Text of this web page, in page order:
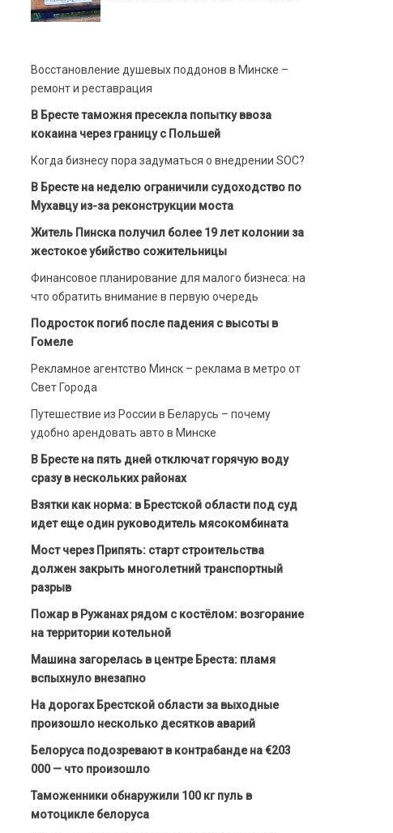
Восстановление душевых поддонов в Минске –
ремонт и реставрация
В Бресте таможня пресекла попытку ввоза
кокаина через границу с Польшей
Когда бизнесу пора задуматься о внедрении SOC?
В Бресте на неделю ограничили судоходство по
Мухавцу из-за реконструкции моста
Житель Пинска получил более 19 лет колонии за
жестокое убийство сожительницы
Финансовое планирование для малого бизнеса: на
что обратить внимание в первую очередь
Подросток погиб после падения с высоты в
Гомеле
Рекламное агентство Минск – реклама в метро от
Свет Города
Путешествие из России в Беларусь – почему
удобно арендовать авто в Минске
В Бресте на пять дней отключат горячую воду
сразу в нескольких районах
Взятки как норма: в Брестской области под суд
идет еще один руководитель мясокомбината
Мост через Припять: старт строительства
должен закрыть многолетний транспортный
разрыв
Пожар в Ружанах рядом с костёлом: возгорание
на территории котельной
Машина загорелась в центре Бреста: пламя
вспыхнуло внезапно
На дорогах Брестской области за выходные
произошло несколько десятков аварий
Белоруса подозревают в контрабанде на €203
000 — что произошло
Таможенники обнаружили 100 кг пуль в
мотоцикле белоруса